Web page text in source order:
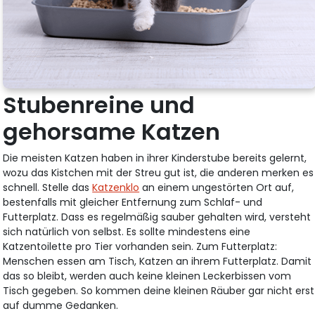
Stubenreine und
gehorsame Katzen
Die meisten Katzen haben in ihrer Kinderstube bereits gelernt,
wozu das Kistchen mit der Streu gut ist, die anderen merken es
schnell. Stelle dasKatzenklo an einem ungestörten Ort auf,
bestenfalls mit gleicher Entfernung zum Schlaf- und
Futterplatz. Dass es regelmäßig sauber gehalten wird, versteht
sich natürlich von selbst. Es sollte mindestens eine
Katzentoilette pro Tier vorhanden sein. Zum Futterplatz:
Menschen essen am Tisch, Katzen an ihrem Futterplatz. Damit
das so bleibt, werden auch keine kleinen Leckerbissen vom
Tisch gegeben. So kommen deine kleinen Räuber gar nicht erst
auf dumme Gedanken.